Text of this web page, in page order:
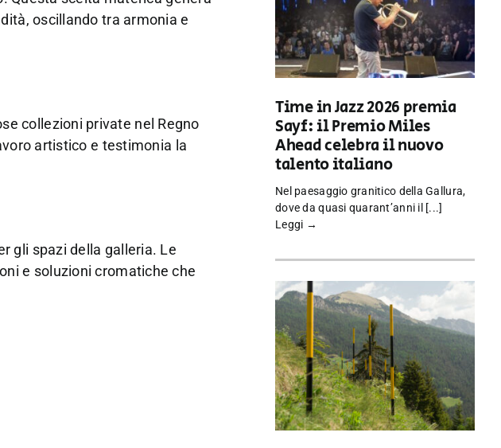
oscillando tra armonia e
collezioni private nel Regno
artistico e testimonia la
gli spazi della galleria. Le
e soluzioni cromatiche che
Time in Jazz 2026 premia
Sayf: il Premio Miles
Ahead celebra il nuovo
talento italiano
Nel paesaggio granitico della Gallura,
dove da quasi quarant’anni il [...]
Leggi →